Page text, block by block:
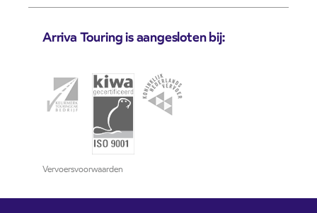
Arriva Touring is aangesloten bij:
Vervoersvoorwaarden